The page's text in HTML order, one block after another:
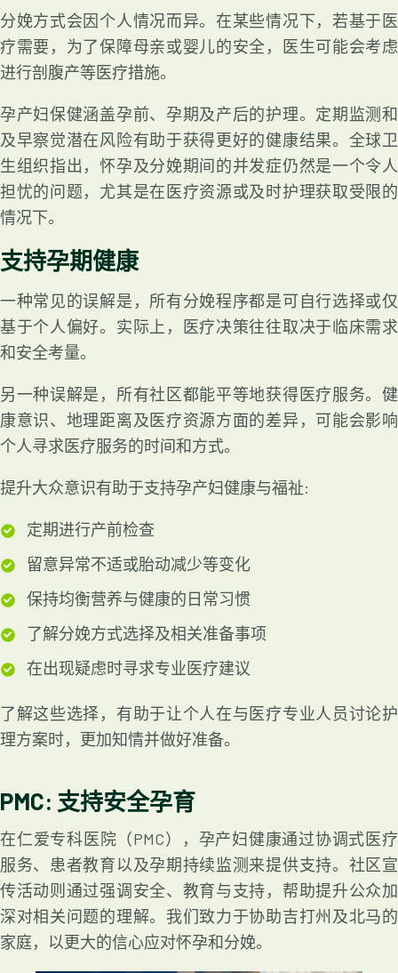
分娩方式会因个人情况而异。在某些情况下，若基于医
疗需要，为了保障母亲或婴儿的安全，医生可能会考虑
进行剖腹产等医疗措施。
孕产妇保健涵盖孕前、孕期及产后的护理。定期监测和
及早察觉潜在风险有助于获得更好的健康结果。全球卫
生组织指出，怀孕及分娩期间的并发症仍然是一个令人
担忧的问题，尤其是在医疗资源或及时护理获取受限的
情况下。
支持孕期健康
一种常见的误解是，所有分娩程序都是可自行选择或仅
基于个人偏好。实际上，医疗决策往往取决于临床需求
和安全考量。
另一种误解是，所有社区都能平等地获得医疗服务。健
康意识、地理距离及医疗资源方面的差异，可能会影响
个人寻求医疗服务的时间和方式。
提升大众意识有助于支持孕产妇健康与福祉:
定期进行产前检查
留意异常不适或胎动减少等变化
保持均衡营养与健康的日常习惯
了解分娩方式选择及相关准备事项
在出现疑虑时寻求专业医疗建议
了解这些选择，有助于让个人在与医疗专业人员讨论护
理方案时，更加知情并做好准备。
PMC: 支持安全孕育
在仁爱专科医院 （PMC），孕产妇健康通过协调式医疗
服务、患者教育以及孕期持续监测来提供支持。社区宣
传活动则通过强调安全、教育与支持，帮助提升公众加
深对相关问题的理解。我们致力于协助吉打州及北马的
家庭，以更大的信心应对怀孕和分娩。